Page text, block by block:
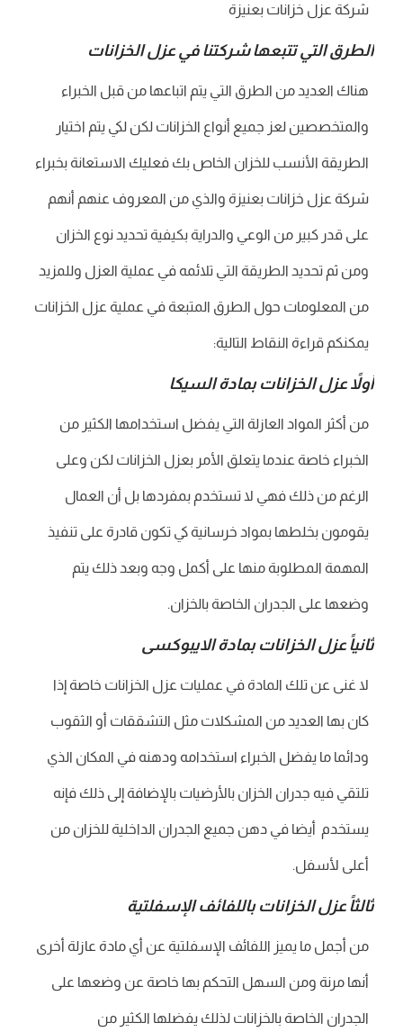
شركة عزل خزانات بعنيزة
الطرق التي تتبعها شركتنا في عزل الخزانات
هناك العديد من الطرق التي يتم اتباعها من قبل الخبراء
والمتخصصين لعز جميع أنواع الخزانات لكن لكي يتم اختيار
الطريقة الأنسب للخزان الخاص بك فعليك الاستعانة بخبراء
شركة عزل خزانات بعنيزة والذي من المعروف عنهم أنهم
على قدر كبير من الوعي والدراية بكيفية تحديد نوع الخزان
ومن ثم تحديد الطريقة التي تلائمه في عملية العزل وللمزيد
من المعلومات حول الطرق المتبعة في عملية عزل الخزانات
يمكنكم قراءة النقاط التالية:
أولاً عزل الخزانات بمادة السيكا
من أكثر المواد العازلة التي يفضل استخدامها الكثير من
الخبراء خاصة عندما يتعلق الأمر بعزل الخزانات لكن وعلى
الرغم من ذلك فهي لا تستخدم بمفردها بل أن العمال
يقومون بخلطها بمواد خرسانية كي تكون قادرة على تنفيذ
المهمة المطلوبة منها على أكمل وجه وبعد ذلك يتم
وضعها على الجدران الخاصة بالخزان.
ثانياً عزل الخزانات بمادة الايبوكسى
لا غنى عن تلك المادة في عمليات عزل الخزانات خاصة إذا
كان بها العديد من المشكلات مثل التشققات أو الثقوب
ودائما ما يفضل الخبراء استخدامه ودهنه في المكان الذي
تلتقي فيه جدران الخزان بالأرضيات بالإضافة إلى ذلك فإنه
يستخدم أيضا في دهن جميع الجدران الداخلية للخزان من
أعلى لأسفل.
ثالثاً عزل الخزانات باللفائف الإسفلتية
من أجمل ما يميز اللفائف الإسفلتية عن أي مادة عازلة أخرى
أنها مرنة ومن السهل التحكم بها خاصة عن وضعها على
الجدران الخاصة بالخزانات لذلك يفضلها الكثير من